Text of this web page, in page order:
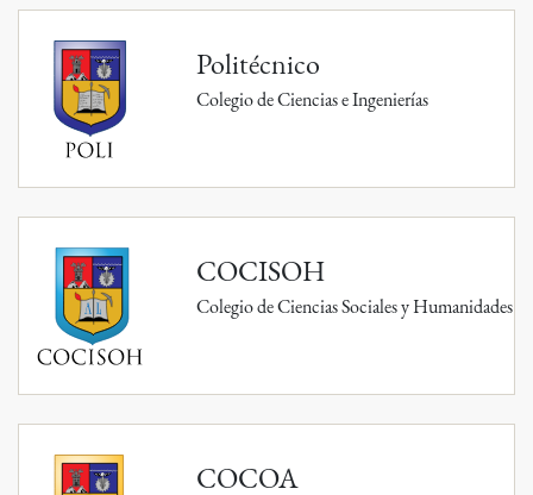
Politécnico
Colegio de Ciencias e Ingenierías
COCISOH
Colegio de Ciencias Sociales y Humanidades
COCOA